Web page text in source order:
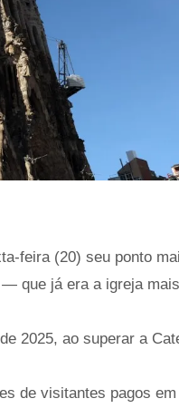
feira (20) seu ponto
que já era a igreja
2025, ao superar a
de visitantes pagos em